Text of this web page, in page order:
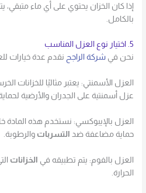
إذا كان الخزان يحتوي على أي ماء
بالكامل.
5. اختيار نوع العزل المناسب
نحن فيشركة الراجح نقدم عدة خيارات
العزل الأسمنتي: يعتبر مثاليًا للخزانات
عزل أسمنتية على الجدران والأرضية
العزل بالإيبوكسي: نستخدم هذه المادة
حماية مضاعفة ضد التسربات والرطوبة.
العزل بالفوم: يتم تطبيقه في الخزانات
الحرارة.